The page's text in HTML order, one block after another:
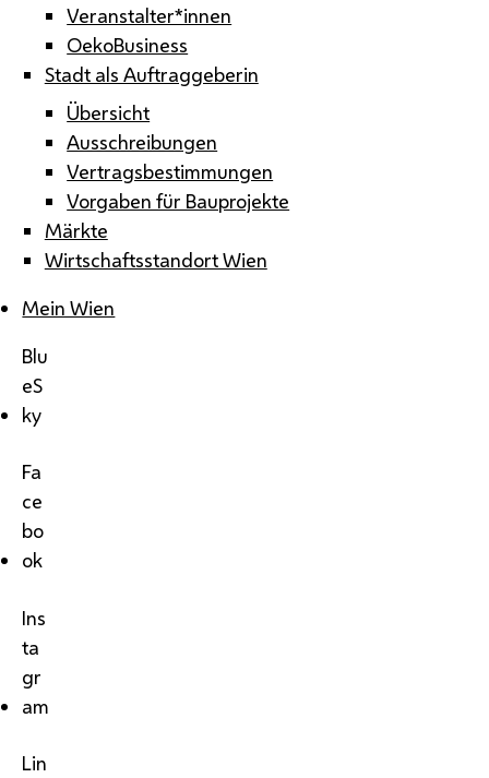
Veranstalter*innen
OekoBusiness
Stadt als Auftraggeberin
Übersicht
Ausschreibungen
Vertragsbestimmungen
Vorgaben für Bauprojekte
Märkte
Wirtschaftsstandort Wien
Mein Wien
Blu
eS
ky
Fa
ce
bo
ok
Ins
ta
gr
am
Lin